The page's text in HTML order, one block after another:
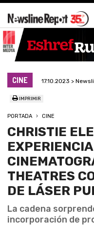
CINE 17.10.2023 >
IMPRIMIR
PORTADA CINE
CHRISTIE
EXPERIENCIA
THEATRES
DE LÁSER
La cadena
incorporación de